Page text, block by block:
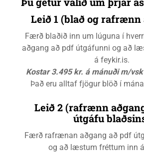
Leið 1 (blað og rafrænn
Færð blaðið inn um lúguna í
aðgang að pdf útgáfunni og að
á feykir.is.
Kostar 3.495 kr. á mánuði m/
Það eru alltaf fjögur blöð í
Leið 2 (rafrænn
útgáfu
Færð rafrænan aðgang að pdf
og að læstum fréttum inn